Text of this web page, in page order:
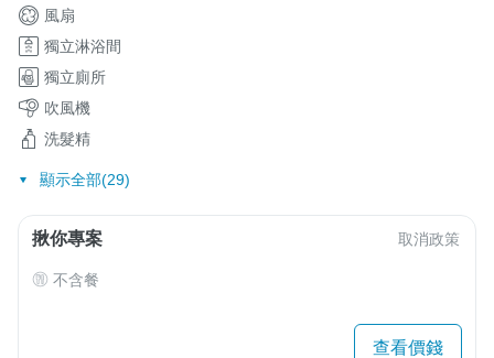
風扇
獨立淋浴間
獨立廁所
吹風機
洗髮精
顯示全部(29)
揪你專案 取消政策
不含餐
查看價錢